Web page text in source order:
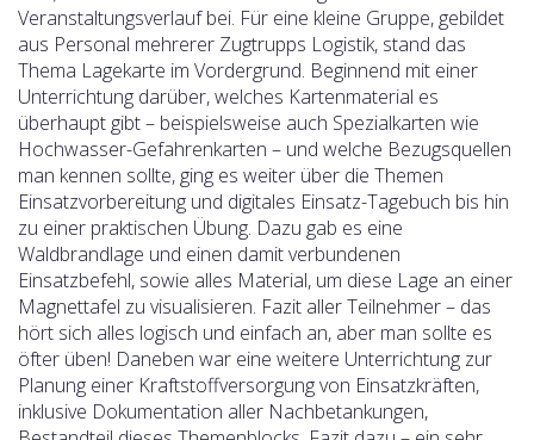
Veranstaltungsverlauf bei. Für eine kleine Gruppe, gebildet
aus Personal mehrerer Zugtrupps Logistik, stand das
Thema Lagekarte im Vordergrund. Beginnend mit einer
Unterrichtung darüber, welches Kartenmaterial es
überhaupt gibt – beispielsweise auch Spezialkarten wie
Hochwasser-Gefahrenkarten – und welche Bezugsquellen
man kennen sollte, ging es weiter über die Themen
Einsatzvorbereitung und digitales Einsatz-Tagebuch bis hin
zu einer praktischen Übung. Dazu gab es eine
Waldbrandlage und einen damit verbundenen
Einsatzbefehl, sowie alles Material, um diese Lage an einer
Magnettafel zu visualisieren. Fazit aller Teilnehmer – das
hört sich alles logisch und einfach an, aber man sollte es
öfter üben! Daneben war eine weitere Unterrichtung zur
Planung einer Kraftstoffversorgung von Einsatzkräften,
inklusive Dokumentation aller Nachbetankungen,